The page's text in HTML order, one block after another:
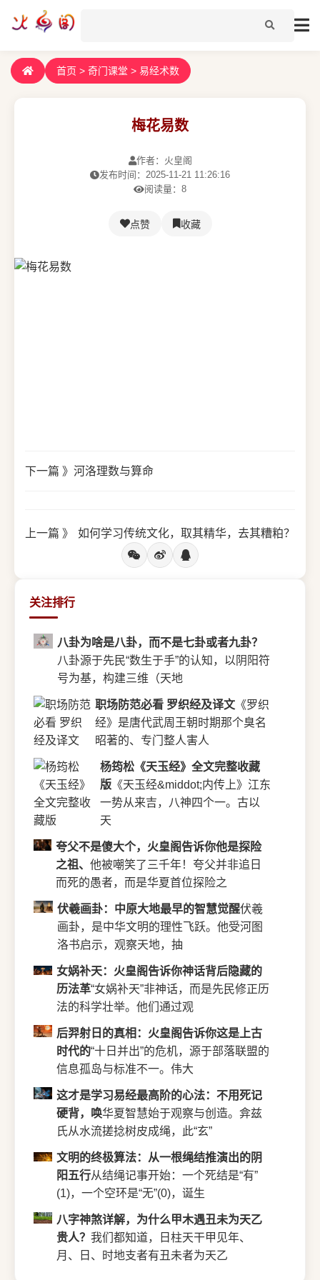
首页 > 奇门课堂 > 易经术数
梅花易数
作者：火皇阁
发布时间：2025-11-21 11:26:16
阅读量：8
点赞 收藏
下一篇 》 河洛理数与算命
上一篇 》 如何学习传统文化，取其精华，去其糟粕？
关注排行
八卦为啥是八卦，而不是七卦或者九卦？
八卦源于先民“数生于手”的认知，以阴阳符
号为基，构建三维（天地
职场防范必看 罗织经及译文 《罗织
经》是唐代武周王朝时期那个臭名
昭著的、专门整人害人
杨筠松《天玉经》全文完整收藏
版 《天玉经&middot;内传上》江东
一势从来吉，八神四个一。古以
天
夸父不是傻大个，火皇阁告诉你他是探险
之祖、 他被嘲笑了三千年！夸父并非追日
而死的愚者，而是华夏首位探险之
伏羲画卦：中原大地最早的智慧觉醒伏羲
画卦，是中华文明的理性飞跃。他受河图
洛书启示，观察天地，抽
女娲补天：火皇阁告诉你神话背后隐藏的
历法革“女娲补天”非神话，而是先民修正历
法的科学壮举。他们通过观
后羿射日的真相：火皇阁告诉你这是上古
时代的“十日并出”的危机，源于部落联盟的
信息孤岛与标准不一。伟大
这才是学习易经最高阶的心法：不用死记
硬背，唤华夏智慧始于观察与创造。弇兹
氏从水流搓捻树皮成绳，此“玄”
文明的终极算法：从一根绳结推演出的阴
阳五行从结绳记事开始：一个死结是“有”
(1)，一个空环是“无”(0)，诞生
八字神煞详解，为什么甲木遇丑未为天乙
贵人？ 我们都知道，日柱天干甲见年、
月、日、时地支者有丑未者为天乙